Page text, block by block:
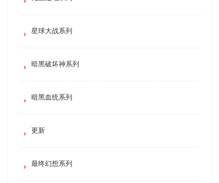
星球大战系列
暗黑破坏神系列
暗黑血统系列
更新
最终幻想系列